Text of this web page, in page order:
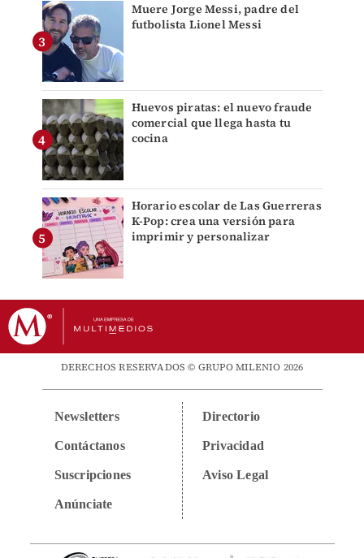
Muere Jorge Messi, padre del
futbolista Lionel Messi
Huevos piratas: el nuevo fraude
comercial que llega hasta tu
cocina
Horario escolar de Las Guerreras
K-Pop: crea una versión para
imprimir y personalizar
DERECHOS RESERVADOS © GRUPO MILENIO 2026
Newsletters
Contáctanos
Suscripciones
Anúnciate
Directorio
Privacidad
Aviso Legal